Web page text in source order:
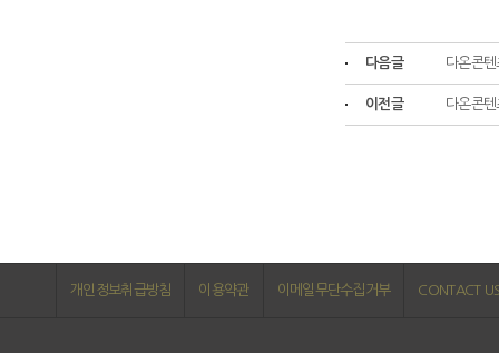
다음글 다온콘
이전글 다온콘
개인정보취급방침 이용약관 이메일무단수집거부 CONTACT